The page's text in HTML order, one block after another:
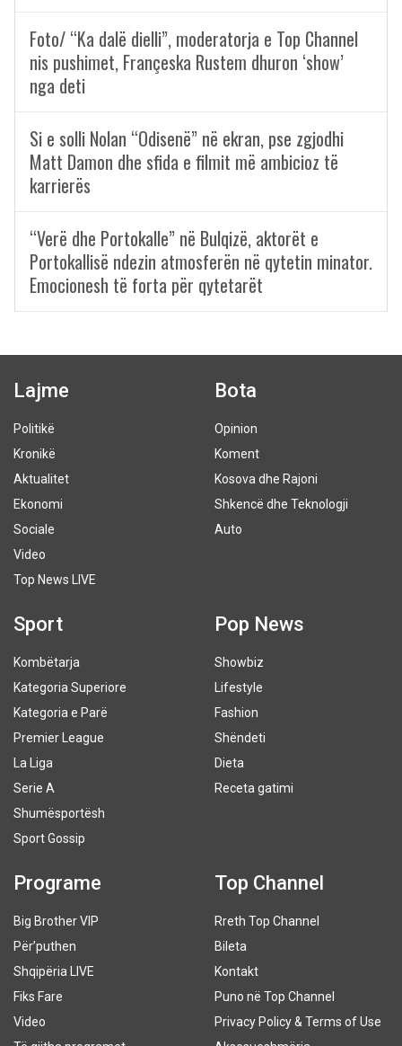
Foto/ “Ka dalë dielli”, moderatorja e Top Channel
nis pushimet, Françeska Rustem dhuron ‘show’
nga deti
Si e solli Nolan “Odisenë” në ekran, pse zgjodhi
Matt Damon dhe sfida e filmit më ambicioz të
karrierës
“Verë dhe Portokalle” në Bulqizë, aktorët e
Portokallisë ndezin atmosferën në qytetin minator.
Emocionesh të forta për qytetarët
Lajme
Politikë
Kronikë
Aktualitet
Ekonomi
Sociale
Video
Top News LIVE
Bota
Opinion
Koment
Kosova dhe Rajoni
Shkencë dhe Teknologji
Auto
Sport
Kombëtarja
Kategoria Superiore
Kategoria e Parë
Premier League
La Liga
Serie A
Shumësportësh
Sport Gossip
Pop News
Showbiz
Lifestyle
Fashion
Shëndeti
Dieta
Receta gatimi
Programe
Big Brother VIP
Për’puthen
Shqipëria LIVE
Fiks Fare
Video
Top Channel
Rreth Top Channel
Bileta
Kontakt
Puno në Top Channel
Privacy Policy & Terms of Use